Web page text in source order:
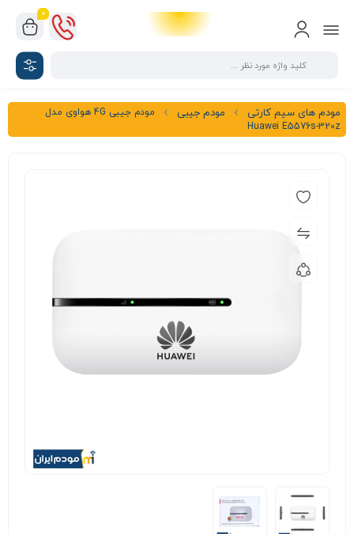
0
مودم های سیم کارتی مودم جیبی
مودم جیبی 4G هواوی مدل
Huawei E5576s-320z